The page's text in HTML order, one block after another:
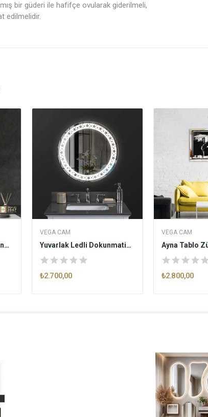
bir güderi ile hafifçe ovularak giderilmeli,
edilmelidir.
Şekilli Kesim Ledli Dokunmatik Butonlu...
VEGA CAM
Yuvarlak Ledli Dokunmatik Butonlu Dekoratif...
₺2.700,00
VEGA CAM
₺2.800,00